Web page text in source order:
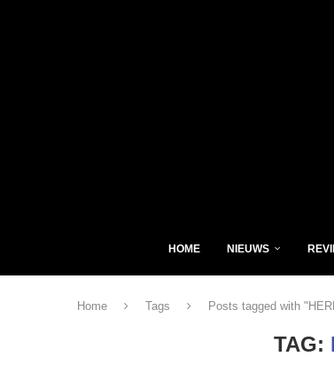
HOME NIEUWS
Home Tags Posts tagged with
TAG: